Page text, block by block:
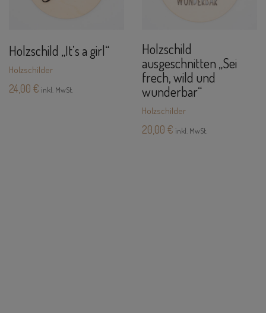
Holzschild „It’s a girl“
Holzschilder
24,00 € inkl. MwSt.
Holzschild
ausgeschnitten „Sei
frech, wild und
wunderbar“
Holzschilder
20,00 € inkl. MwSt.